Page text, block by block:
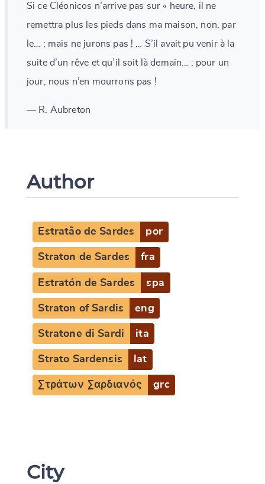
Si ce Cléonicos n’arrive pas sur « heure, il ne
remettra plus les pieds dans ma maison, non, par
le… ; mais ne jurons pas ! … S’il avait pu venir à la
suite d’un rêve et qu’il soit là demain… ; pour un
jour, nous n’en mourrons pas !
— R. Aubreton
Author
Estratão de Sardes por
Straton de Sardes fra
Estratón de Sardes spa
Straton of Sardis eng
Stratone di Sardi ita
Strato Sardensis lat
Στράτων Σαρδιανός grc
City